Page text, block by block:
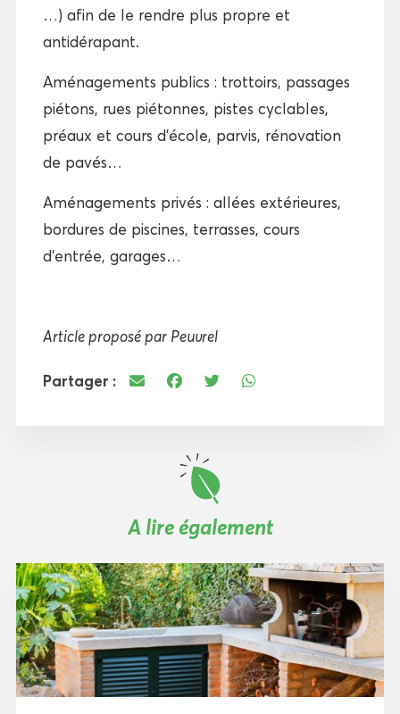
…) afin de le rendre plus propre et
antidérapant.
Aménagements publics : trottoirs, passages
piétons, rues piétonnes, pistes cyclables,
préaux et cours d’école, parvis, rénovation
de pavés…
Aménagements privés : allées extérieures,
bordures de piscines, terrasses, cours
d’entrée, garages…
Article proposé par Peuvrel
Partager :
A lire également